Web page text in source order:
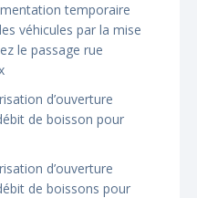
temporaire
véhicules par la mise
le passage rue
d’ouverture
de boisson pour
d’ouverture
de boissons pour